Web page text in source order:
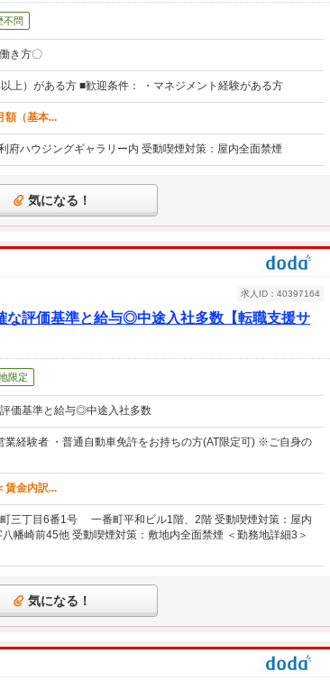
不問
き方〇
上）がある方 ■歓迎条件： ・マネジメント経験がある方
額（基本...
府ハウジングギャラリー内 受動喫煙対策：屋内全面禁煙
気になる！
な評価基準と給与◎中途入社多数【転職支援サ
求人ID：40397164
限定
価基準と給与◎中途入社多数
経験者 ・普通自動車免許をお持ちの方(AT限定可) ※ご自身の
賃金内訳...
三丁目6番1号 一番町平和ビル1階、2階 受動喫煙対策：屋内
幡崎前45他 受動喫煙対策：敷地内全面禁煙 ＜勤務地詳細3＞
気になる！